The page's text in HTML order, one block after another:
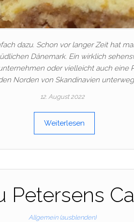
dazu. Schon vor langer Zeit hat
Dänemark. Ein wirklich
oder vielleicht auch eine
Norden von Skandinavien
12. August 2022
Weiterlesen
Petersens
Allgemein (ausblenden)